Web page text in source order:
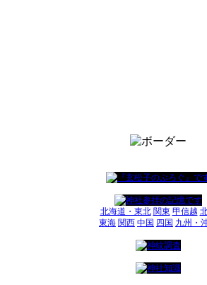
北海道・東北 関東 甲信越
東海 関西 中国 四国 九州・